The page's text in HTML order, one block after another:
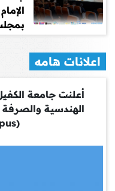
اعلانات هامه
أعلنت جامعة
الهندسية
(Scopus) العالمي